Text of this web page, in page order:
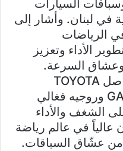
السيارات
في لبنان. وأشار إلى
الرياضات
الأداء وتعزيز
وعشاق السرعة.
ومع تجديد هذه الشراكة، تواصل TOYOTA
GAZOO RACING LEBANON وروجيه فغالي
الشغف والأداء
عالياً في عالم رياضة
من عشّاق السباقات.